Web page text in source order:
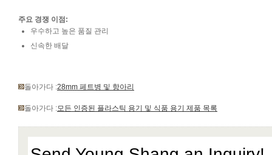
주요 경쟁 이점:
우수하고 높은 품질 관리
신속한 배달
돌아가다 :28mm 페트병 및 항아리
돌아가다 :모든 인증된 플라스틱 용기 및 식품 용기 제품 목록